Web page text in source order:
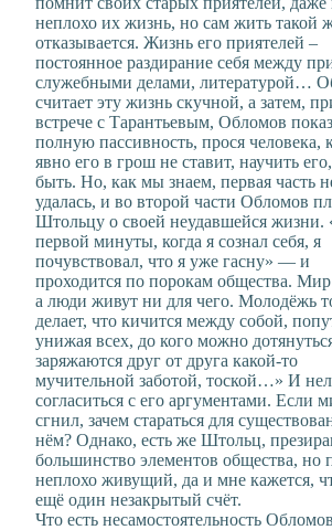
неплохо их жизнь, но сам жить такой
отказывается. Жизнь его приятелей –
постоянное раздирание себя между
служебными делами, литературой…
считает эту жизнь скучной, а затем,
встрече с Тарантьевым, Обломов
полную пассивность, прося человека,
явно его в грош не ставит, научить
быть. Но, как мы знаем, первая часть
удалась, и во второй части Обломов
Штольцу о своей неудавшейся жизни.
первой минуты, когда я сознал себя, я
почувствовал, что я уже гасну» — и
проходится по порокам общества.
а люди живут ни для чего. Молодёжь
делает, что кичится между собой,
унижая всех, до кого можно
заряжаются друг от друга какой-то
мучительной заботой, тоской…» И
согласиться с его аргументами. Если
сгнил, зачем стараться для
нём? Однако, есть же Штольц,
большинство элементов общества, но
неплохо живущий, да и мне кажется,
ещё один незакрытый счёт.
Что есть несамостоятельность